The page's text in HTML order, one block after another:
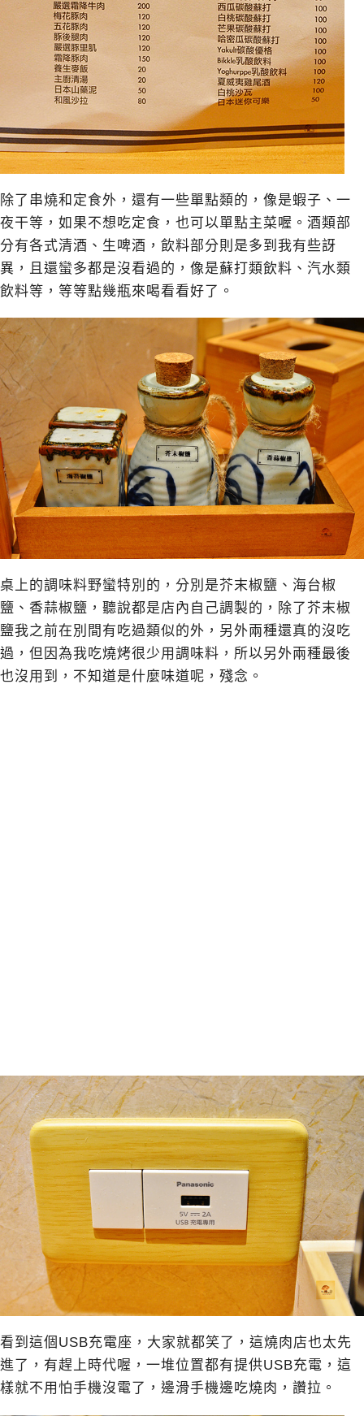
除了串燒和定食外，還有一些單點類的，像是蝦子、一
夜干等，如果不想吃定食，也可以單點主菜喔。酒類部
分有各式清酒、生啤酒，飲料部分則是多到我有些訝
異，且還蠻多都是沒看過的，像是蘇打類飲料、汽水類
飲料等，等等點幾瓶來喝看看好了。
桌上的調味料野蠻特別的，分別是芥末椒鹽、海台椒
鹽、香蒜椒鹽，聽說都是店內自己調製的，除了芥末椒
鹽我之前在別間有吃過類似的外，另外兩種還真的沒吃
過，但因為我吃燒烤很少用調味料，所以另外兩種最後
也沒用到，不知道是什麼味道呢，殘念。
看到這個USB充電座，大家就都笑了，這燒肉店也太先
進了，有趕上時代喔，一堆位置都有提供USB充電，這
樣就不用怕手機沒電了，邊滑手機邊吃燒肉，讚拉。